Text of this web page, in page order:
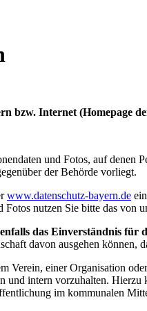
bzw. Internet (Homepage
und Fotos, auf
der Behörde vorliegt.
www.datenschutz-bayern.de
nutzen Sie bitte das von
das Einverständnis für
davon ausgehen können,
einer Organisation
und intern vorzuhalten. Hierzu
im kommunalen